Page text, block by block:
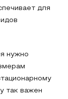
для
нужно
так важен